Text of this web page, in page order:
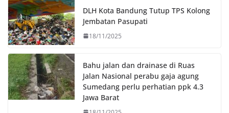
o
k
r
p
p
n
k
DLH Kota Bandung Tutup TPS Kolong
Jembatan Pasupati
18/11/2025
Bahu jalan dan drainase di Ruas
Jalan Nasional perabu gaja agung
Sumedang perlu perhatian ppk 4.3
Jawa Barat